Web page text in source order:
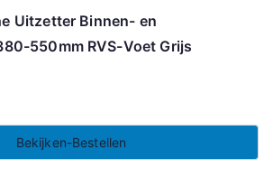
Uitzetter Binnen- en
550mm RVS-Voet Grijs
Bekijken-Bestellen